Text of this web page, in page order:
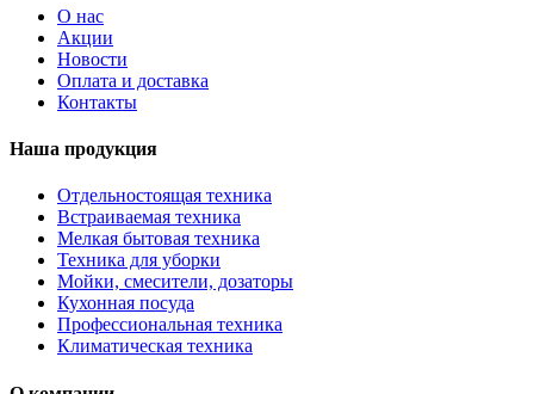
О нас
Акции
Новости
Оплата и доставка
Контакты
Наша продукция
Отдельностоящая техника
Встраиваемая техника
Мелкая бытовая техника
Техника для уборки
Мойки, смесители, дозаторы
Кухонная посуда
Профессиональная техника
Климатическая техника